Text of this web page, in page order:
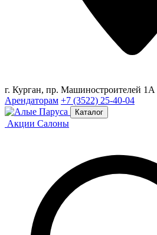
г. Курган, пр. Машиностроителей 1А
Арендаторам +7 (3522) 25-40-04
Каталог
Акции Салоны